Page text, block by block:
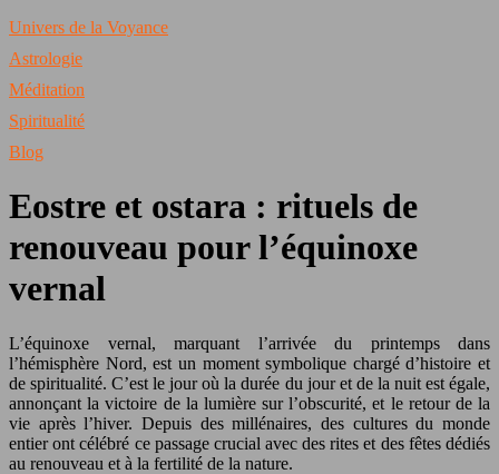
Univers de la Voyance
Astrologie
Méditation
Spiritualité
Blog
Eostre et ostara : rituels de
renouveau pour l’équinoxe
vernal
L’équinoxe vernal, marquant l’arrivée du printemps dans
l’hémisphère Nord, est un moment symbolique chargé d’histoire et
de spiritualité. C’est le jour où la durée du jour et de la nuit est égale,
annonçant la victoire de la lumière sur l’obscurité, et le retour de la
vie après l’hiver. Depuis des millénaires, des cultures du monde
entier ont célébré ce passage crucial avec des rites et des fêtes dédiés
au renouveau et à la fertilité de la nature.